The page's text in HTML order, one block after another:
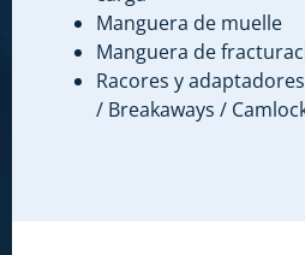
Manguera de muelle
Manguera de
Racores y
/ Breakaways /